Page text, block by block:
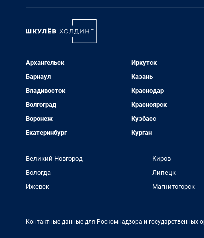
Архангельск
Барнаул
Владивосток
Волгоград
Воронеж
Екатеринбург
Иркутск
Казань
Краснодар
Красноярск
Кузбасс
Курган
Великий Новгород
Вологда
Ижевск
Киров
Липецк
Магнитогорск
Контактные данные для Роскомнадзора и государственных